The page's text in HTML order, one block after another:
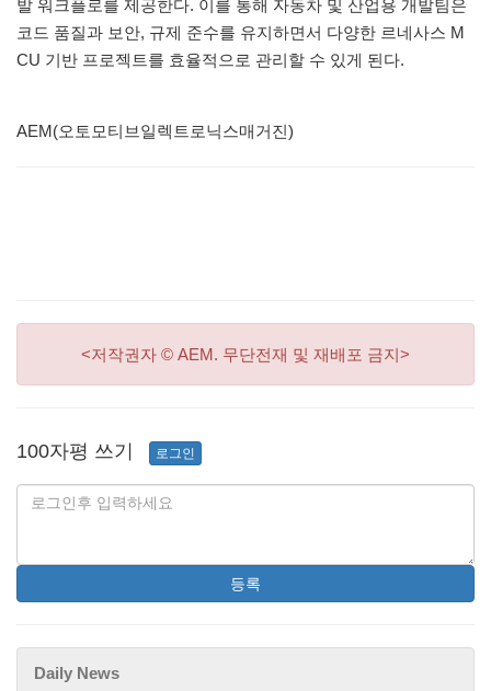
발 워크플로를 제공한다. 이를 통해 자동차 및 산업용 개발팀은
코드 품질과 보안, 규제 준수를 유지하면서 다양한 르네사스 M
CU 기반 프로젝트를 효율적으로 관리할 수 있게 된다.
AEM(오토모티브일렉트로닉스매거진)
<저작권자 © AEM. 무단전재 및 재배포 금지>
100자평 쓰기 로그인
등록
Daily News